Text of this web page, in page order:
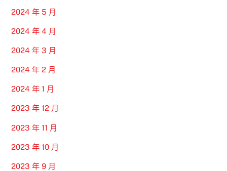
2024 年 5 月
2024 年 4 月
2024 年 3 月
2024 年 2 月
2024 年 1 月
2023 年 12 月
2023 年 11 月
2023 年 10 月
2023 年 9 月